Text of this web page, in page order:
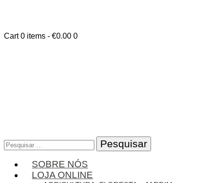
Cart 0 items - €0.00 0
Pesquisar
por:
SOBRE NÓS
LOJA ONLINE